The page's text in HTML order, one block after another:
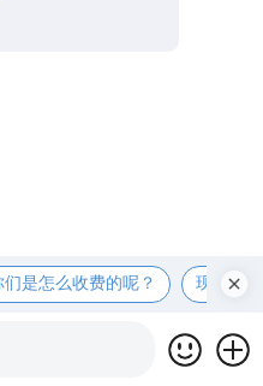
们是怎么收费的呢？ 现在有